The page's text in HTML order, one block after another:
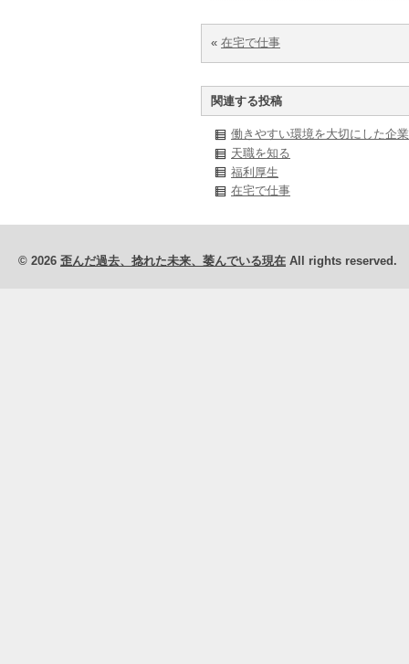
« 在宅で仕事
関連する投稿
働きやすい環境を大切にした企業
天職を知る
福利厚生
在宅で仕事
© 2026 歪んだ過去、捻れた未来、萎んでいる現在 All rights reserved.